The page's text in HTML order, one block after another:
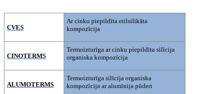
CVES
Ar cinku piepildīta etilsilikāta
kompozīcija
CINOTERMS
Termoizturīga ar cinku piepildīta silīcija
organiska kompozīcija
ALUMOTERMS
Termoizturīga silīcija organiska
kompozīcija ar alumīnija pūderi